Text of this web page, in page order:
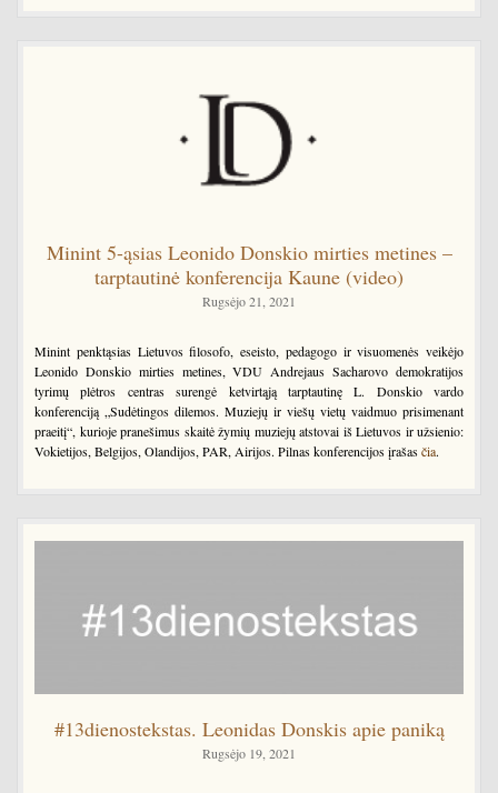
Minint 5-ąsias Leonido Donskio mirties metines –
tarptautinė konferencija Kaune (video)
Rugsėjo 21, 2021
Minint penktąsias Lietuvos filosofo, eseisto, pedagogo ir visuomenės veikėjo
Leonido Donskio mirties metines, VDU Andrejaus Sacharovo demokratijos
tyrimų plėtros centras surengė ketvirtąją tarptautinę L. Donskio vardo
konferenciją „Sudėtingos dilemos. Muziejų ir viešų vietų vaidmuo prisimenant
praeitį“, kurioje pranešimus skaitė žymių muziejų atstovai iš Lietuvos ir užsienio:
Vokietijos, Belgijos, Olandijos, PAR, Airijos. Pilnas konferencijos įrašasčia.
#13dienostekstas. Leonidas Donskis apie paniką
Rugsėjo 19, 2021